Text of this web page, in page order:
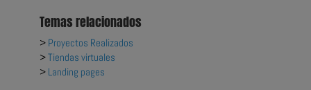
Temas relacionados
> Proyectos Realizados
>Tiendas virtuales
> Landing pages